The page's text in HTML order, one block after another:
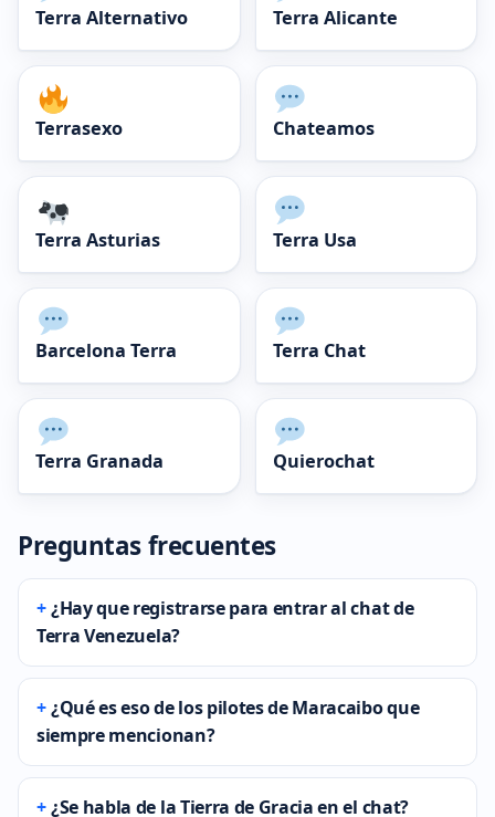
Terra Alternativo Terra Alicante
Terrasexo Chateamos
Terra Asturias Terra Usa
Barcelona Terra Terra Chat
Terra Granada Quierochat
Preguntas frecuentes
¿Hay que registrarse para entrar al chat de
Terra Venezuela?
¿Qué es eso de los pilotes de Maracaibo que
siempre mencionan?
¿Se habla de la Tierra de Gracia en el chat?